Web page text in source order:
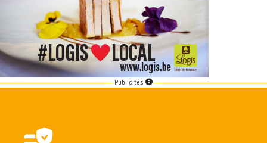
Publicités